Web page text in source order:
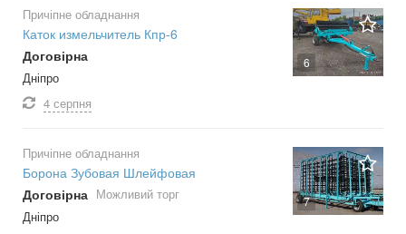
6
Причіпне обладнання
Каток измельчитель Кпр-6
Договірна
Дніпро
4 серпня
7
Причіпне обладнання
Борона Зубовая Шлейфовая
Договірна Можливий торг
Дніпро